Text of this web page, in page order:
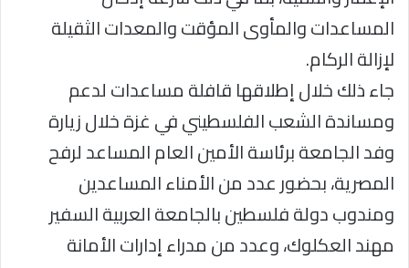
المساعدات والمأوى المؤقت والمعدات الثقيلة
لإزالة الركام.
جاء ذلك خلال إطلاقها قافلة مساعدات لدعم
ومساندة الشعب الفلسطيني في غزة خلال زيارة
وفد الجامعة برئاسة الأمين العام المساعد لرفح
المصرية، بحضور عدد من الأمناء المساعدين
ومندوب دولة فلسطين بالجامعة العربية السفير
مهند العكلوك، وعدد من مدراء إدارات الأمانة